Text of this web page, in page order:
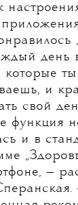
день
которые ты
и
свой
функция
и в
—